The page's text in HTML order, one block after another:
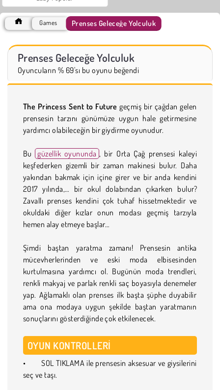
Games Prenses Geleceğe Yolculuk
Prenses Geleceğe Yolculuk
Oyuncuların % 69'sı bu oyunu beğendi
The Princess Sent to Future geçmiş bir çağdan gelen
prensesin tarzını günümüze uygun hale getirmesine
yardımcı olabileceğin bir giydirme oyunudur.
Bu güzellik oyununda , bir Orta Çağ prensesi kaleyi
keşfederken gizemli bir zaman makinesi bulur. Daha
yakından bakmak için içine girer ve bir anda kendini
2017 yılında,… bir okul dolabından çıkarken bulur?
Zavallı prenses kendini çok tuhaf hissetmektedir ve
okuldaki diğer kızlar onun modası geçmiş tarzıyla
hemen alay etmeye başlar…
Şimdi baştan yaratma zamanı! Prensesin antika
mücevherlerinden ve eski moda elbisesinden
kurtulmasına yardımcı ol. Bugünün moda trendleri,
renkli makyaj ve parlak renkli saç boyasıyla denemeler
yap. Ağlamaklı olan prenses ilk başta şüphe duyabilir
ama ona modaya uygun şekilde baştan yaratmanın
sonuçlarını gösterdiğinde çok etkilenecek.
OYUN KONTROLLERI
• SOL TIKLAMA ile prensesin aksesuar ve giysilerini
seç ve taşı.